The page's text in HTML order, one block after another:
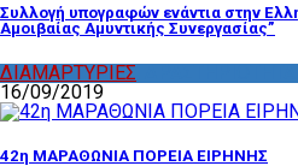
Συλλογή υπογραφών ενάντια στην
Αμοιβαίας Αμυντικής Συνεργασίας”
ΔΙΑΜΑΡΤΥΡΙΕΣ
16/09/2019
42η ΜΑΡΑΘΩΝΙΑ ΠΟΡΕΙΑ ΕΙΡΗΝΗΣ